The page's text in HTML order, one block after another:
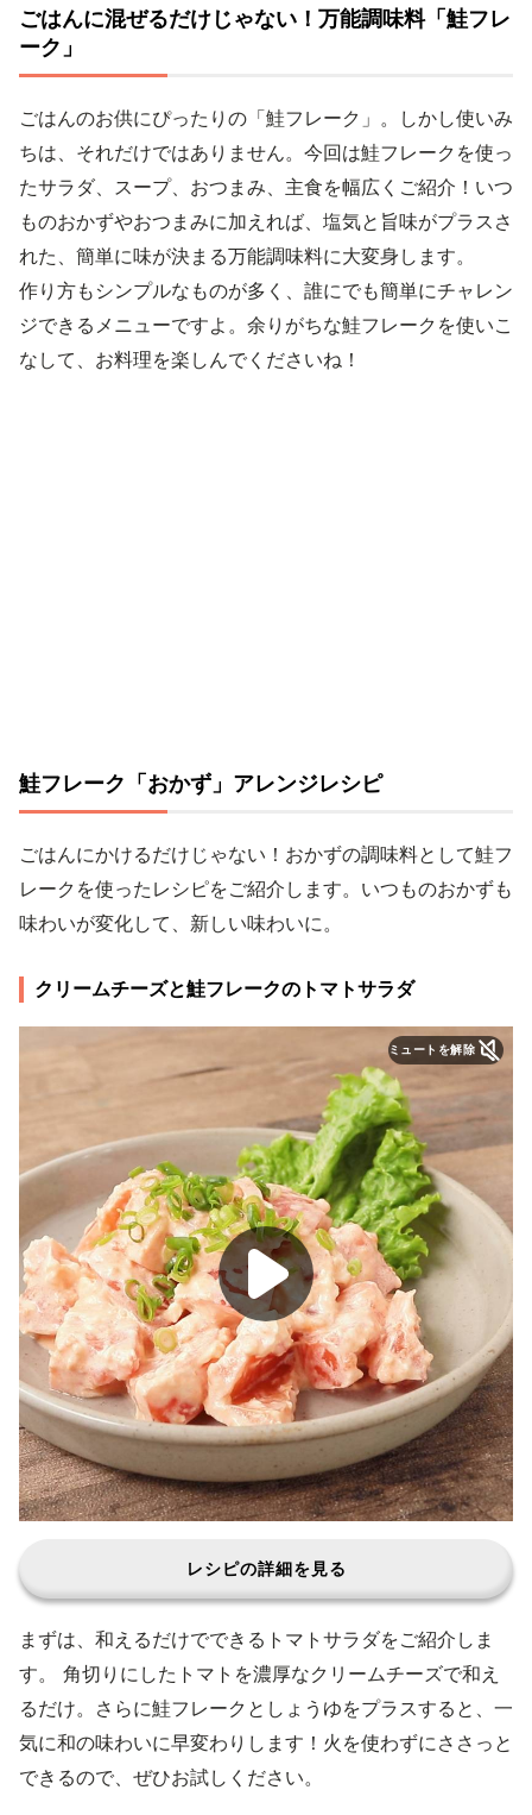
ごはんに混ぜるだけじゃない！万能調味料「鮭フレ
ーク」
ごはんのお供にぴったりの「鮭フレーク」。しかし使いみ
ちは、それだけではありません。今回は鮭フレークを使っ
たサラダ、スープ、おつまみ、主食を幅広くご紹介！いつ
ものおかずやおつまみに加えれば、塩気と旨味がプラスさ
れた、簡単に味が決まる万能調味料に大変身します。
作り方もシンプルなものが多く、誰にでも簡単にチャレン
ジできるメニューですよ。余りがちな鮭フレークを使いこ
なして、お料理を楽しんでくださいね！
鮭フレーク「おかず」アレンジレシピ
ごはんにかけるだけじゃない！おかずの調味料として鮭フ
レークを使ったレシピをご紹介します。いつものおかずも
味わいが変化して、新しい味わいに。
クリームチーズと鮭フレークのトマトサラダ
ミュートを解除
レシピの詳細を見る
まずは、和えるだけでできるトマトサラダをご紹介しま
す。 角切りにしたトマトを濃厚なクリームチーズで和え
るだけ。さらに鮭フレークとしょうゆをプラスすると、一
気に和の味わいに早変わりします！火を使わずにささっと
できるので、ぜひお試しください。